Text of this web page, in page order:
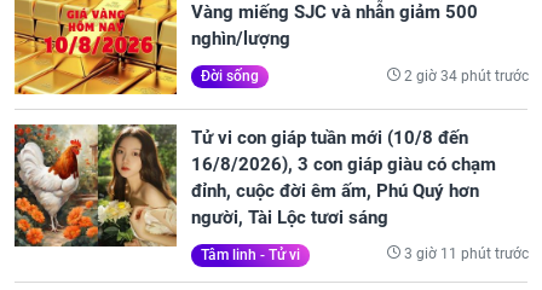
Vàng miếng SJC và nhẫn giảm 500
nghìn/lượng
Đời sống 2 giờ 34 phút trước
Tử vi con giáp tuần mới (10/8 đến
16/8/2026), 3 con giáp giàu có chạm
đỉnh, cuộc đời êm ấm, Phú Quý hơn
người, Tài Lộc tươi sáng
Tâm linh - Tử vi 3 giờ 11 phút trước